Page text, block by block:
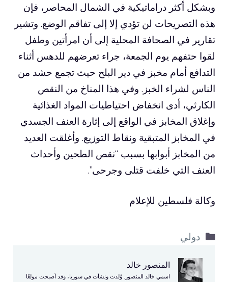
وبشكل أكثر دراماتيكية في الشمال المحاصر، فإن
هذه التصريحات لن تؤدي إلا إلى تفاقم الوضع. وتشير
تقارير في الصحافة المحلية إلى أن امرأتين وطفل
لقوا حتفهم يوم الجمعة، جراء تعرضهم للدهس أثناء
التدافع أمام مخبز في دير البلح حيث تجمع حشد من
الناس لشراء الخبز. وفي هذا المناخ من النقص
الكارثي، أدى انخفاض احتياطيات المواد الغذائية
وإغلاق المخابز في الواقع إلى إثارة العنف الجسدي
في المخابز المتبقية ونقاط التوزيع. وأغلقت العديد
من المخابز أبوابها بسبب “نقص الطحين وأحداث
العنف التي خلفت قتلى وجرحى”.
وكالة فلسطين للإعلام
التصنيفات
دولي
المنصور خالد
اسمي خالد المنصور. وُلدت ونشأت في سوريا، وقد أصبحت مولعًا